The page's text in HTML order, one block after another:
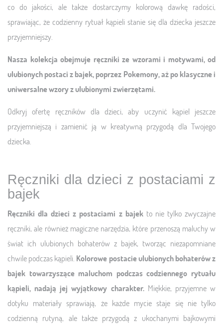
co do jakości, ale także dostarczymy kolorową dawkę radości,
sprawiając, że codzienny rytuał kąpieli stanie się dla dziecka jeszcze
przyjemniejszy.
Nasza kolekcja obejmuje ręczniki ze wzorami i motywami, od
ulubionych postaci z bajek, poprzez Pokemony, aż po klasyczne i
uniwersalne wzory z ulubionymi zwierzętami.
Odkryj ofertę ręczników dla dzieci, aby uczynić kąpiel jeszcze
przyjemniejszą i zamienić ją w kreatywną przygodą dla Twojego
dziecka.
Ręczniki dla dzieci z postaciami z
bajek
Ręczniki dla dzieci z postaciami z bajekto nie tylko zwyczajne
ręczniki, ale również magiczne narzędzia, które przenoszą maluchy w
świat ich ulubionych bohaterów z bajek, tworząc niezapomniane
chwile podczas kąpieli. Kolorowe postacie ulubionych bohaterów z
bajek towarzyszące maluchom podczas codziennego rytuału
kąpieli, nadają jej wyjątkowy charakter.Miękkie, przyjemne w
dotyku materiały sprawiają, że każde mycie staje się nie tylko
codzienną rutyną, ale także przygodą z ukochanymi bajkowymi